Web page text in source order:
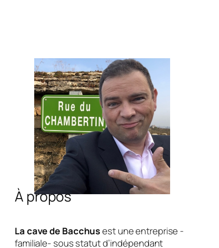
À propos
La cave de Bacchusest une entreprise -
familiale- sous statut d’indépendant